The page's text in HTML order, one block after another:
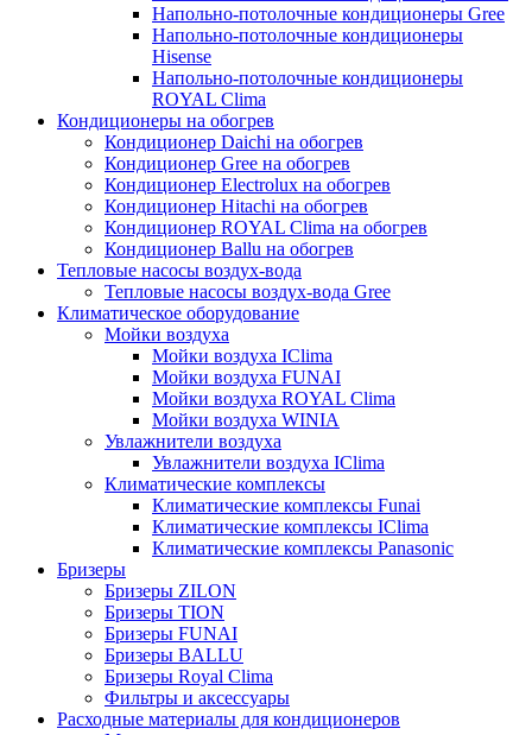
Напольно-потолочные кондиционеры Gree
Напольно-потолочные кондиционеры
Hisense
Напольно-потолочные кондиционеры
ROYAL Clima
Кондиционеры на обогрев
Кондиционер Daichi на обогрев
Кондиционер Gree на обогрев
Кондиционер Electrolux на обогрев
Кондиционер Hitachi на обогрев
Кондиционер ROYAL Clima на обогрев
Кондиционер Ballu на обогрев
Тепловые насосы воздух-вода
Тепловые насосы воздух-вода Gree
Климатическое оборудование
Мойки воздуха
Мойки воздуха IClima
Мойки воздуха FUNAI
Мойки воздуха ROYAL Clima
Мойки воздуха WINIA
Увлажнители воздуха
Увлажнители воздуха IClima
Климатические комплексы
Климатические комплексы Funai
Климатические комплексы IClima
Климатические комплексы Panasonic
Бризеры
Бризеры ZILON
Бризеры TION
Бризеры FUNAI
Бризеры BALLU
Бризеры Royal Clima
Фильтры и аксессуары
Расходные материалы для кондиционеров